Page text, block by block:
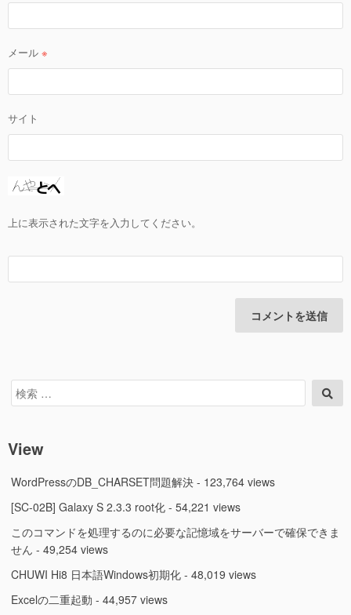
メール ※
サイト
上に表示された文字を入力してください。
検
索
索
View
WordPressのDB_CHARSET問題解決 - 123,764 views
[SC-02B] Galaxy S 2.3.3 root化 - 54,221 views
このコマンドを処理するのに必要な記憶域をサーバーで確保できま
せん - 49,254 views
CHUWI Hi8 日本語Windows初期化 - 48,019 views
Excelの二重起動 - 44,957 views